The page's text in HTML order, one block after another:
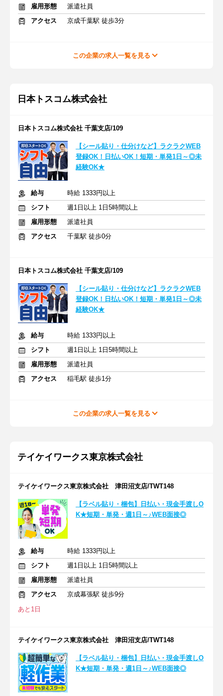
雇用形態
派遣社員
アクセス
京成千葉駅 徒歩3分
この企業の求人一覧を見る
日本トスコム株式会社
日本トスコム株式会社 千葉支店/109
【シール貼り・仕分けなど】ラクラクWEB
登録OK！日払いOK！短期・単発1日～◎未
経験OK★
給与
時給 1333円以上
シフト
週1日以上 1日5時間以上
雇用形態
派遣社員
アクセス
千葉駅 徒歩0分
日本トスコム株式会社 千葉支店/109
【シール貼り・仕分けなど】ラクラクWEB
登録OK！日払いOK！短期・単発1日～◎未
経験OK★
給与
時給 1333円以上
シフト
週1日以上 1日5時間以上
雇用形態
派遣社員
アクセス
稲毛駅 徒歩1分
この企業の求人一覧を見る
テイケイワークス東京株式会社
テイケイワークス東京株式会社 津田沼支店/TWT148
【ラベル貼り・梱包】日払い・現金手渡しO
K★短期・単発・週1日～♪WEB面接◎
給与
時給 1333円以上
シフト
週1日以上 1日5時間以上
雇用形態
派遣社員
アクセス
京成幕張駅 徒歩9分
あと1日
テイケイワークス東京株式会社 津田沼支店/TWT148
【ラベル貼り・梱包】日払い・現金手渡しO
K★短期・単発・週1日～♪WEB面接◎